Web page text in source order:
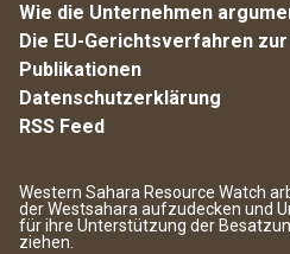
Wie die Unternehmen
Die EU-Gerichtsverfahren
Publikationen
Datenschutzerklärung
RSS Feed
Western Sahara Resource Watch
der Westsahara aufzudecken und
für ihre Unterstützung der
ziehen.